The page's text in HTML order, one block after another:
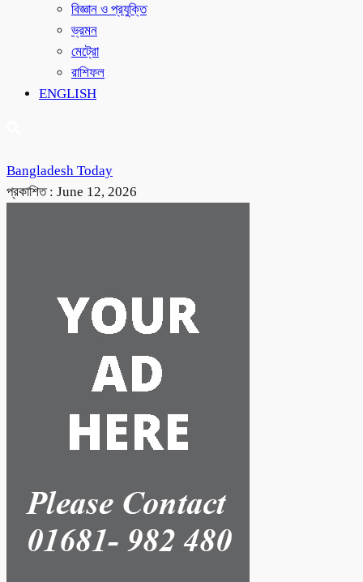
বিজ্ঞান ও প্রযুক্তি
ভ্রমন
মেট্রো
রাশিফল
ENGLISH
Bangladesh Today
প্রকাশিত : June 12, 2026